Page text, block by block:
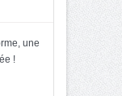
une
!